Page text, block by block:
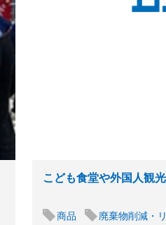
こども食堂や外国人観
商品 廃棄物削減・